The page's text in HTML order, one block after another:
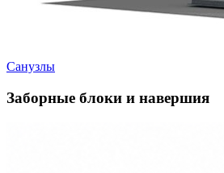
Санузлы
Заборные блоки и навершия